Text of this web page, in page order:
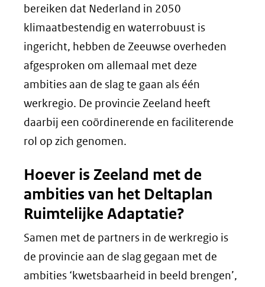
bereiken dat Nederland in 2050
klimaatbestendig en waterrobuust is
ingericht, hebben de Zeeuwse overheden
afgesproken om allemaal met deze
ambities aan de slag te gaan als één
werkregio. De provincie Zeeland heeft
daarbij een coördinerende en faciliterende
rol op zich genomen.
Hoever is Zeeland met de
ambities van het Deltaplan
Ruimtelijke Adaptatie?
Samen met de partners in de werkregio is
de provincie aan de slag gegaan met de
ambities ‘kwetsbaarheid in beeld brengen’,